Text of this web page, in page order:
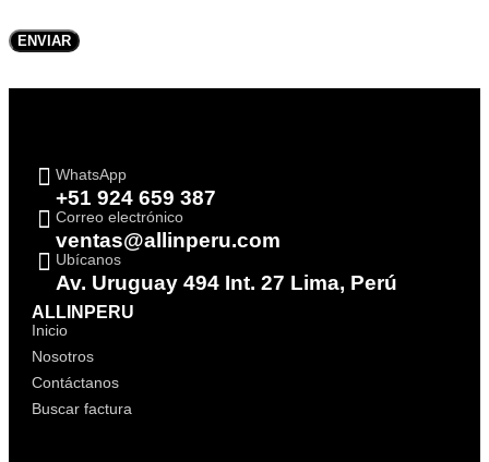
WhatsApp
+51 924 659 387
Correo electrónico
ventas@allinperu.com
Ubícanos
Av. Uruguay 494 Int. 27 Lima, Perú
ALLINPERU
Inicio
Nosotros
Contáctanos
Buscar factura